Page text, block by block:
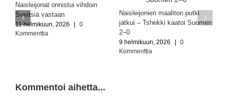
Naisleijonat onnistui vihdoin
Sveitsiä vastaan
11 helmikuun, 2026
0
Kommenttia
Naisleijonien maaliton putki
jatkui – Tshekki kaatoi Suomen
2–0
9 helmikuun, 2026
0
Kommenttia
Kommentoi aihetta...